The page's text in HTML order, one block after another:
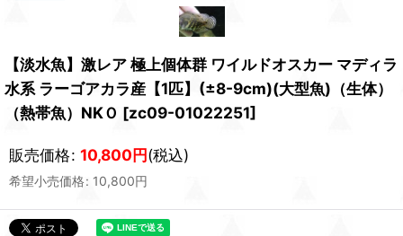
【淡水魚】激レア 極上個体群 ワイルドオスカー マディラ
水系 ラーゴアカラ産【1匹】(±8-9cm)(大型魚)（生体）
（熱帯魚）NKＯ [zc09-01022251]
販売価格: 10,800円(税込)
希望小売価格: 10,800円